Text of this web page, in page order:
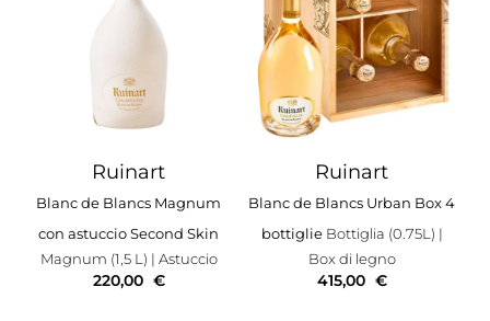
Ruinart
Blanc de Blancs Magnum
con astuccio Second Skin
Magnum (1,5 L) | Astuccio
220,00 €
Ruinart
Blanc de Blancs Urban Box 4
bottiglieBottiglia (0.75L) |
Box di legno
415,00 €